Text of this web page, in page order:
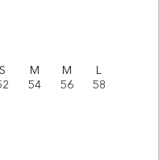
S
M
54
M
56
L
58